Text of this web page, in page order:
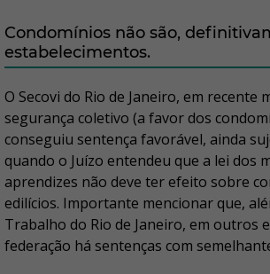
Condomínios não são,
estabelecimentos.
O Secovi do Rio de Janeiro, em recente
segurança coletivo (a favor dos
conseguiu sentença favorável, ainda
quando o Juízo entendeu que a lei dos
aprendizes não deve ter efeito sobre
edilícios. Importante mencionar que,
Trabalho do Rio de Janeiro, em outros
federação há sentenças com